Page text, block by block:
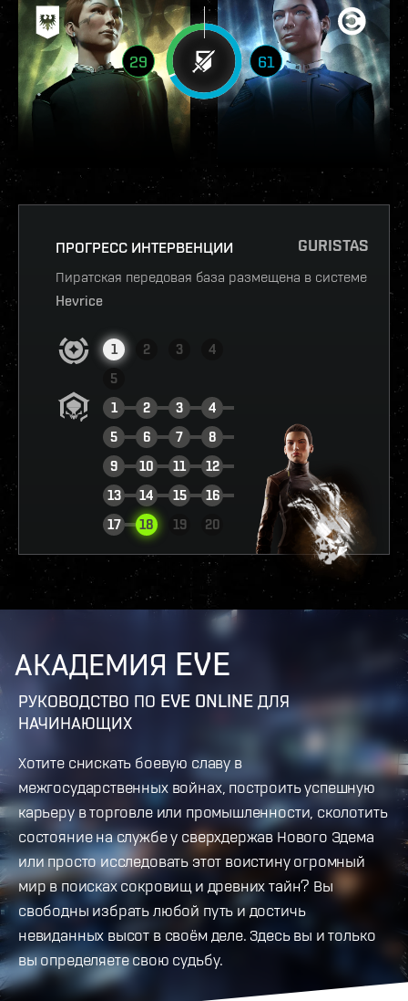
29 61
ПРОГРЕСС ИНТЕРВЕНЦИИ
Пиратская передовая база размещена в системе
Hevrice
1 2 3
4
5
1
2 3
4
5
6 7
8
9
10 11
12
13
14 15
16
17
18 19 20
ПОСМОТРЕТЬ ОТЧЁТ
GURISTAS
АКАДЕМИЯ EVE
РУКОВОДСТВО ПО EVE ONLINE ДЛЯ
НАЧИНАЮЩИХ
Хотите снискать боевую славу в
межгосударственных войнах, построить успешную
карьеру в торговле или промышленности, сколотить
состояние на службе у сверхдержав Нового Эдема
или просто исследовать этот воистину огромный
мир в поисках сокровищ и древних тайн? Вы
свободны избрать любой путь и достичь
невиданных высот в своём деле. Здесь вы и только
вы определяете свою судьбу.